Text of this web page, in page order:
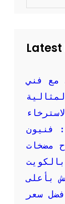
Latest
مع فني
فنيون
مضخات
بأعلى
سعر